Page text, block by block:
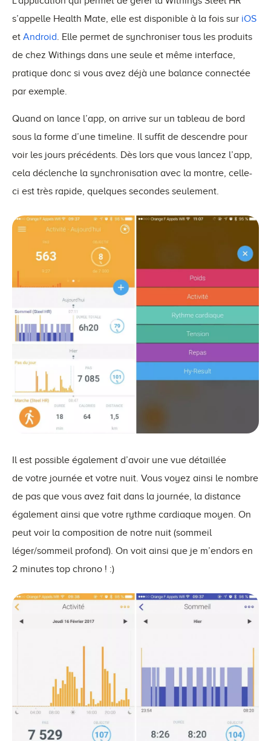
s’appelle Health Mate, elle est disponible à la fois sur iOS
et Android . Elle permet de synchroniser tous les produits
de chez Withings dans une seule et même interface,
pratique donc si vous avez déjà une balance connectée
par exemple.
Quand on lance l’app, on arrive sur un tableau de bord
sous la forme d’une timeline. Il suffit de descendre pour
voir les jours précédents. Dès lors que vous lancez l’app,
cela déclenche la synchronisation avec la montre, celle-
ci est très rapide, quelques secondes seulement.
Il est possible également d’avoir une vue détaillée
de votre journée et votre nuit. Vous voyez ainsi le nombre
de pas que vous avez fait dans la journée, la distance
également ainsi que votre rythme cardiaque moyen. On
peut voir la composition de notre nuit (sommeil
léger/sommeil profond). On voit ainsi que je m’endors en
2 minutes top chrono ! :)